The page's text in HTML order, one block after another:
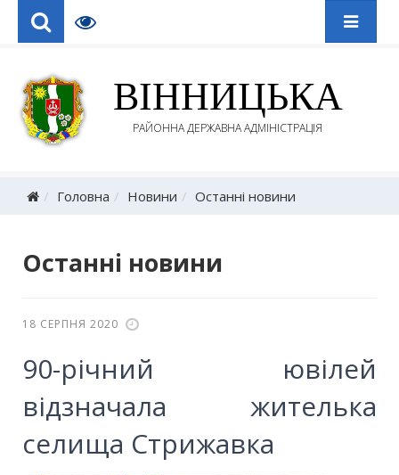
ВІННИЦЬКА
РАЙОННА ДЕРЖАВНА АДМІНІСТРАЦІЯ
Головна Новини Останні новини
Останні новини
18 СЕРПНЯ 2020
90-річний ювілей
відзначала жителька
селища Стрижавка